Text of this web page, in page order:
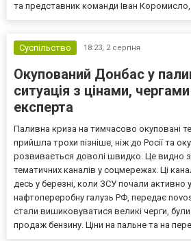
та представник команди Іван
Суспільство 18:23, 2 серпня
Окупований Донбас у
ситуація з цінами,
експерта
Паливна криза на тимчасово окуповані
прийшла трохи пізніше, ніж до Росії та
розвивається доволі швидко. Це видно
тематичних каналів у соцмережах. Ці
десь у березні, коли ЗСУ почали активно
нафтопереробну галузь РФ, передає
стали вишиковуватися великі черги,
продаж бензину. Ціни на пальне та на